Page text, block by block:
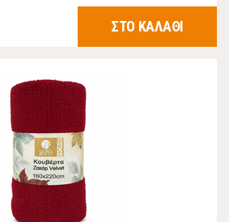
ΣΤΟ ΚΑΛΑΘΙ